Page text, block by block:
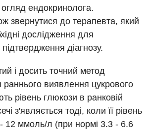
терапії
патології та неврології
ендокринолога.
звернутися до терапевта, який
дослідження для
діагнозу.
і досить точний метод
виявлення цукрового
рівень глюкози в ранковій
з'являється тоді, коли її рівень
12 ммоль/л (при нормі 3.3 - 6.6